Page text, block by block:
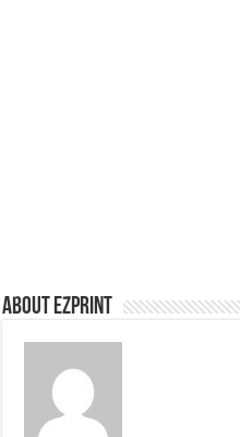
About Ezprint